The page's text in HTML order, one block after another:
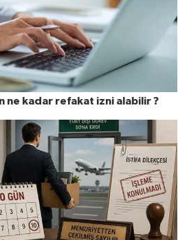
ne kadar refakat izni alabilir ?